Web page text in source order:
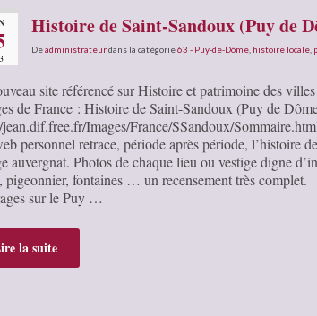
Histoire de Saint-Sandoux (Puy de
Deadministrateurdans la catégorie63 - Puy-de-Dôme histoire locale
site référencé sur Histoire et patrimoine des
de France : Histoire de Saint-Sandoux (Puy de
Images/France/SSandoux/
personnel retrace, période après période, l’histoire
auvergnat. Photos de chaque lieu ou vestige digne
pigeonnier, fontaines … un recensement très complet.
sur le Puy …
la suite